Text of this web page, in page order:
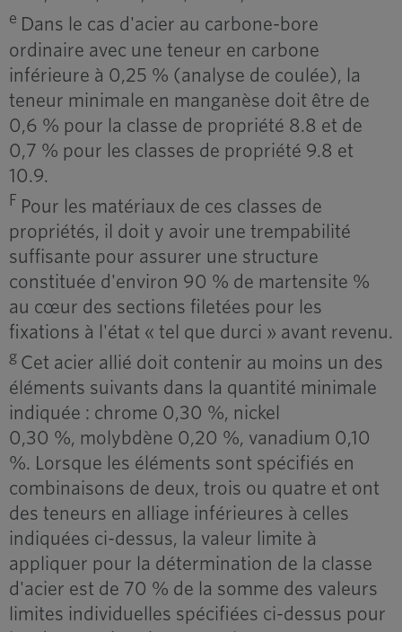
e Dans le cas d'acier au carbone-bore
ordinaire avec une teneur en carbone
inférieure à 0,25 % (analyse de coulée), la
teneur minimale en manganèse doit être de
0,6 % pour la classe de propriété 8.8 et de
0,7 % pour les classes de propriété 9.8 et
10.9.
F Pour les matériaux de ces classes de
propriétés, il doit y avoir une trempabilité
suffisante pour assurer une structure
constituée d'environ 90 % de martensite %
au cœur des sections filetées pour les
fixations à l'état « tel que durci » avant revenu.
gCet acier allié doit contenir au moins un des
éléments suivants dans la quantité minimale
indiquée : chrome 0,30 %, nickel
0,30 %, molybdène 0,20 %, vanadium 0,10
%. Lorsque les éléments sont spécifiés en
combinaisons de deux, trois ou quatre et ont
des teneurs en alliage inférieures à celles
indiquées ci-dessus, la valeur limite à
appliquer pour la détermination de la classe
d'acier est de 70 % de la somme des valeurs
limites individuelles spécifiées ci-dessus pour